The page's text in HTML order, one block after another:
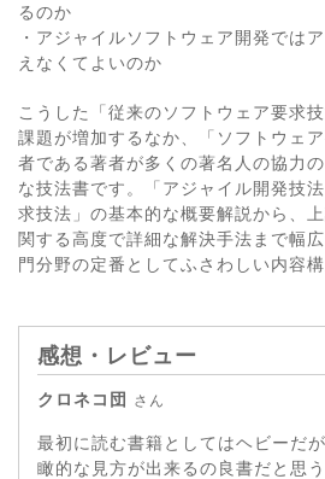
るのか
・アジャイルソフトウェア開発では
えなくてよいのか
こうした「従来のソフトウェア要求
課題が増加するなか、「ソフトウェ
者である著者が多くの著名人の協力
な技法書です。「アジャイル開発技
求技法」の基本的な概要解説から、
関する高度で詳細な解決手法まで幅
門分野の定番としてふさわしい内容
感想・レビュー
クロネコ団 さん
最初に読む書籍としてはヘビーだ
瞰的な見方が出来るの良書だと思